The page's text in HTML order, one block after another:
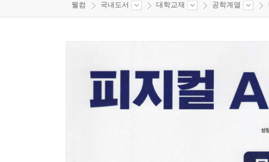
웰컴 국내도서 대학교재 공학계열